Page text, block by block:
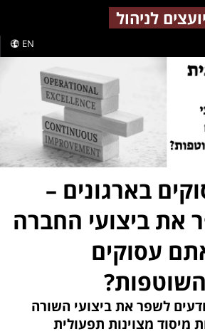
EN
בארגונים –
את ביצועי החברה
עסוקים
לשפר את ביצועי השורה
מיסוד מצוינות תפעולית